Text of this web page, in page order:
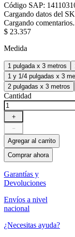
Código SAP:
Cargando datos del
Cargando
$ 23.357
Medida
1 pulgada x 3 metros
1 y 1/4 pulgadas x 3
2 pulgadas x 3 metros
Cantidad
＋
－
Agregar al carrito
Comprar ahora
Garantías y
Devoluciones
Envíos a nivel
nacional
¿Necesitas ayuda?